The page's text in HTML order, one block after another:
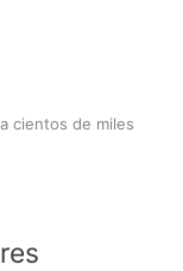
cientos de miles